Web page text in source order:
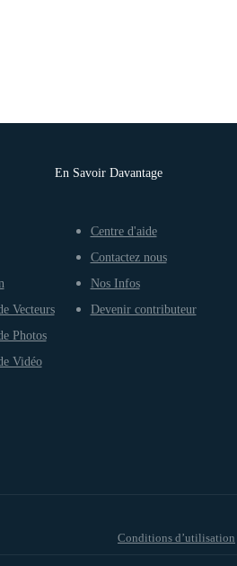
Vecteurs
Photos
Vidéo
En Savoir Davantage
Centre d'aide
Contactez nous
Nos Infos
Devenir contributeur
Conditions d’utilisation